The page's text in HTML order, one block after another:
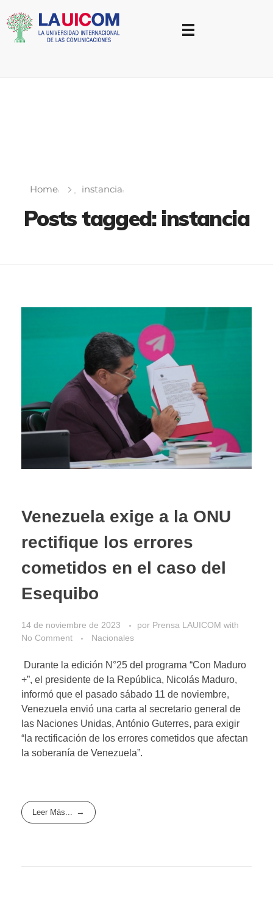
Home instancia
Posts tagged: instancia
Venezuela exige a la ONU
rectifique los errores
cometidos en el caso del
Esequibo
14 de noviembre de 2023 por Prensa LAUICOM with
No Comment
Nacionales
Durante la edición N°25 del programa “Con Maduro
+”, el presidente de la República, Nicolás Maduro,
informó que el pasado sábado 11 de noviembre,
Venezuela envió una carta al secretario general de
las Naciones Unidas, António Guterres, para exigir
“la rectificación de los errores cometidos que afectan
la soberanía de Venezuela”.
Leer Más...